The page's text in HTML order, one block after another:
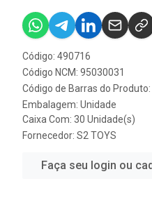
Código: 490716
Código NCM: 95030031
Código de Barras do
Embalagem: Unidade
Caixa Com: 30 Unidade(s)
Fornecedor: S2 TOYS
Faça seu login ou